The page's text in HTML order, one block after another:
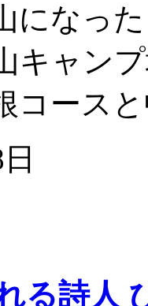
になっ
キャン
コース
る詩人